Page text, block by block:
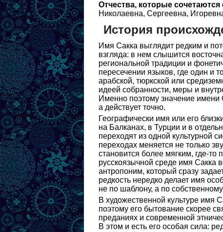
Отчества, которые
Николаевна, Сергеевна,
История
Имя Сакка выглядит редким и
взгляда: в нем слышится
региональной традиции и
пересечении языков, где один и
арабской, тюркской или
идеей собранности, меры и
Именно поэтому значение имени
а действует точно.
Географически имя или его
на Балканах, в Турции и в
переходят из одной культурной
переходах меняется не только
становится более мягким, где-то
русскоязычной среде имя Сакка
антропоним, который сразу
редкость нередко делает имя
не по шаблону, а по
В художественной культуре имя
поэтому его бытование скорее
преданиях и современной
В этом и есть его особая сила: